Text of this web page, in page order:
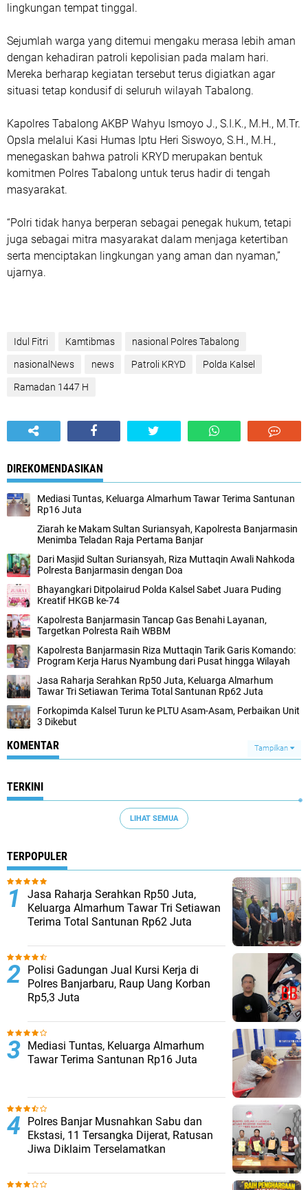
lingkungan tempat tinggal.
Sejumlah warga yang ditemui mengaku merasa lebih aman
dengan kehadiran patroli kepolisian pada malam hari.
Mereka berharap kegiatan tersebut terus digiatkan agar
situasi tetap kondusif di seluruh wilayah Tabalong.
Kapolres Tabalong AKBP Wahyu Ismoyo J., S.I.K., M.H., M.Tr.
Opsla melalui Kasi Humas Iptu Heri Siswoyo, S.H., M.H.,
menegaskan bahwa patroli KRYD merupakan bentuk
komitmen Polres Tabalong untuk terus hadir di tengah
masyarakat.
“Polri tidak hanya berperan sebagai penegak hukum, tetapi
juga sebagai mitra masyarakat dalam menjaga ketertiban
serta menciptakan lingkungan yang aman dan nyaman,”
ujarnya.
Idul Fitri Kamtibmas nasional Polres Tabalong
nasionalNews news Patroli KRYD Polda Kalsel
Ramadan 1447 H
DIREKOMENDASIKAN
Mediasi Tuntas, Keluarga Almarhum Tawar Terima Santunan
Rp16 Juta
Ziarah ke Makam Sultan Suriansyah, Kapolresta Banjarmasin
Menimba Teladan Raja Pertama Banjar
Dari Masjid Sultan Suriansyah, Riza Muttaqin Awali Nahkoda
Polresta Banjarmasin dengan Doa
Bhayangkari Ditpolairud Polda Kalsel Sabet Juara Puding
Kreatif HKGB ke-74
Kapolresta Banjarmasin Tancap Gas Benahi Layanan,
Targetkan Polresta Raih WBBM
Kapolresta Banjarmasin Riza Muttaqin Tarik Garis Komando:
Program Kerja Harus Nyambung dari Pusat hingga Wilayah
Jasa Raharja Serahkan Rp50 Juta, Keluarga Almarhum
Tawar Tri Setiawan Terima Total Santunan Rp62 Juta
Forkopimda Kalsel Turun ke PLTU Asam-Asam, Perbaikan Unit
3 Dikebut
KOMENTAR Tampilkan
TERKINI
LIHAT SEMUA
TERPOPULER
Jasa Raharja Serahkan Rp50 Juta,
Keluarga Almarhum Tawar Tri Setiawan
Terima Total Santunan Rp62 Juta
Polisi Gadungan Jual Kursi Kerja di
Polres Banjarbaru, Raup Uang Korban
Rp5,3 Juta
Mediasi Tuntas, Keluarga Almarhum
Tawar Terima Santunan Rp16 Juta
Polres Banjar Musnahkan Sabu dan
Ekstasi, 11 Tersangka Dijerat, Ratusan
Jiwa Diklaim Terselamatkan